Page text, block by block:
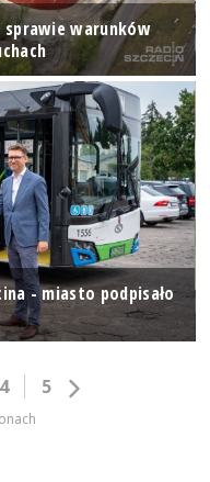
sprawie warunków
- miasto podpisało
4 5